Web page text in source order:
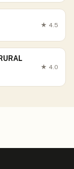
★ 4.5
★ 4.0